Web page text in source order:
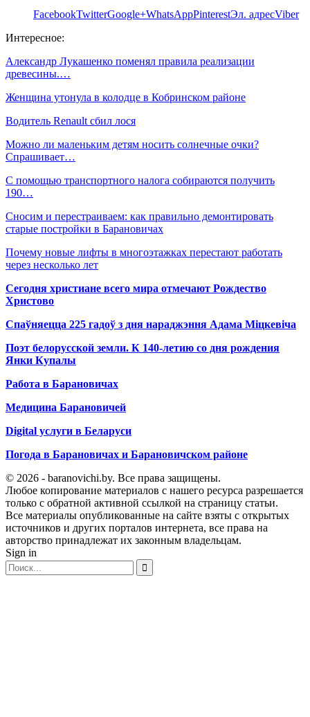
FacebookTwitterGoogle+WhatsAppPinterestЭл. адресViber
Интересное:
Александр Лукашенко поменял правила реализации
древесины.…
Женщина утонула в колодце в Кобринском районе
Водитель Renault сбил лося
Можно ли маленьким детям носить солнечные очки?
Спрашивает…
С помощью транспортного налога собираются получить
190…
Сносим и перестраиваем: как правильно демонтировать
старые постройки в Барановичах
Почему новые лифты в многоэтажках перестают работать
через несколько лет
Сегодня христиане всего мира отмечают Рождество
Христово
Спаўняецца 225 гадоў з дня нараджэння Адама Міцкевіча
Поэт белорусской земли. К 140-летию со дня рождения
Янки Купалы
Работа в Барановичах
Медицина Барановичей
Digital услуги в Беларуси
Погода в Барановичах и Барановичском районе
© 2026 - baranovichi.by. Все права защищены.
Любое копирование материалов с нашего ресурса разрешается
только с обратной активной ссылкой на страницу статьи.
Все материалы опубликованные на сайте взяты с открытых
источников и других порталов интернета, все права на
авторство принадлежат их законным владельцам.
Sign in